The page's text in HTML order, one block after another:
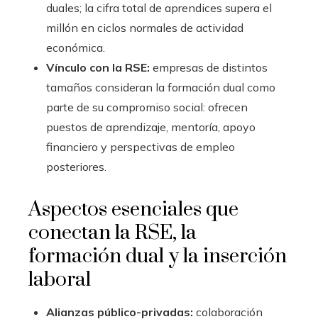
duales; la cifra total de aprendices supera el
millón en ciclos normales de actividad
económica.
Vínculo con la RSE: empresas de distintos
tamaños consideran la formación dual como
parte de su compromiso social: ofrecen
puestos de aprendizaje, mentoría, apoyo
financiero y perspectivas de empleo
posteriores.
Aspectos esenciales que
conectan la RSE, la
formación dual y la inserción
laboral
Alianzas público-privadas: colaboración